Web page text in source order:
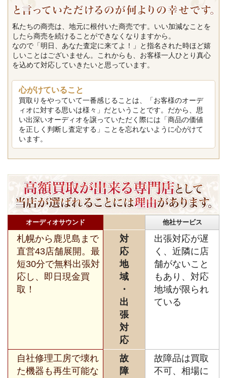
私たちの商売は、地元に根付いた商売です。いい加減なことを
したら商売を続けることができなくなりますから。
なので「明日、あなた査定に来てよ！」と指名された時ほど嬉
しいことはございません。これからも、お客様一人ひとり真心
を込めて対応していきたいと思っています。
心がけていること
買取りをやっていて一番感じることは、「お客様のオーデ
ィオに対する思いは様々」だということです。だから、思
い出深いオーディオを譲っていただく際には「商品の価値
を正しく判断し査定する」ことを忘れないように心がけて
います。
オーディオサウンド 他社サービス
札幌から鹿児島まで
直営43店舗展開。最
短30分で無料出張対
応し、即日現金買
取！
対
応
地
域
・
出
張
対
応
出張対応が遅
く、近隣に店
舗がないこと
もあり、対応
地域が限られ
ている
自社修理工房で壊れ
た機器も再生可能な
故
障
故障品は買取
不可、相場に